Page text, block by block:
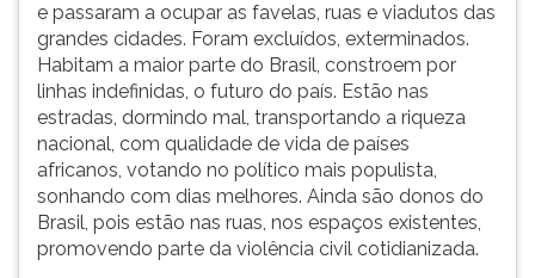
Carijós,
Maués,
Guarás,
Carajás,
Cariris,
Parecis,
Tupinambás,
Bororós,
Guaranis,
Guaraçás
continuar
pressione
(primeira
tecla
direita
e passaram a ocupar as favelas, ruas e viadutos das
grandes cidades. Foram excluídos, exterminados.
Habitam a maior parte do Brasil, constroem por
linhas indefinidas, o futuro do país. Estão nas
estradas, dormindo mal, transportando a riqueza
nacional, com qualidade de vida de países
africanos, votando no político mais populista,
sonhando com dias melhores. Ainda são donos do
Brasil, pois estão nas ruas, nos espaços existentes,
promovendo parte da violência civil cotidianizada.